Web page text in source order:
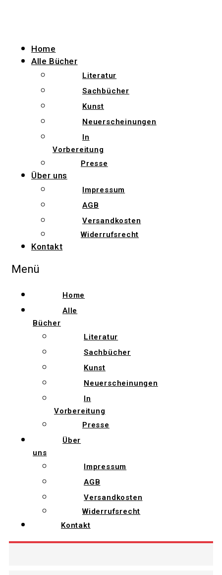
Home
Alle Bücher
Literatur
Sachbücher
Kunst
Neuerscheinungen
In
Vorbereitung
Presse
Über uns
Impressum
AGB
Versandkosten
Widerrufsrecht
Kontakt
Menü
Home
Alle
Bücher
Literatur
Sachbücher
Kunst
Neuerscheinungen
In
Vorbereitung
Presse
Über
uns
Impressum
AGB
Versandkosten
Widerrufsrecht
Kontakt